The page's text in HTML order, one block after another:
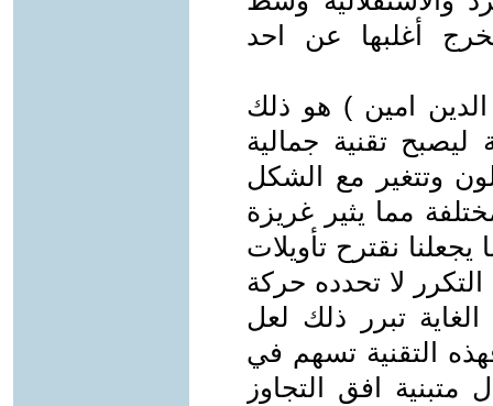
أغلبها عن احد
امين ) هو ذلك
ليصبح تقنية جمالية
وتتغير مع الشكل
مما يثير غريزة
نقترح تأويلات
لا تحدده حركة
تبرر ذلك لعل
التقنية تسهم في
متبنية افق التجاوز